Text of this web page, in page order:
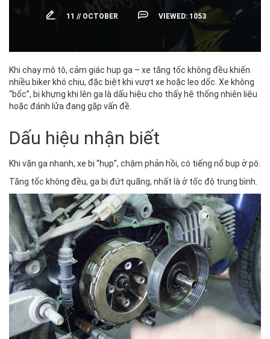
11 //OCTOBER VIEWED: 1053
Khi chạy mô tô, cảm giác hụp ga – xe tăng tốc không đều khiến
nhiều biker khó chịu, đặc biệt khi vượt xe hoặc leo dốc. Xe không
“bốc”, bị khựng khi lên ga là dấu hiệu cho thấy hệ thống nhiên liệu
hoặc đánh lửa đang gặp vấn đề.
Dấu hiệu nhận biết
Khi vặn ga nhanh, xe bị “hụp”, chậm phản hồi, có tiếng nổ bụp ở pô.
Tăng tốc không đều, ga bị đứt quãng, nhất là ở tốc độ trung bình.